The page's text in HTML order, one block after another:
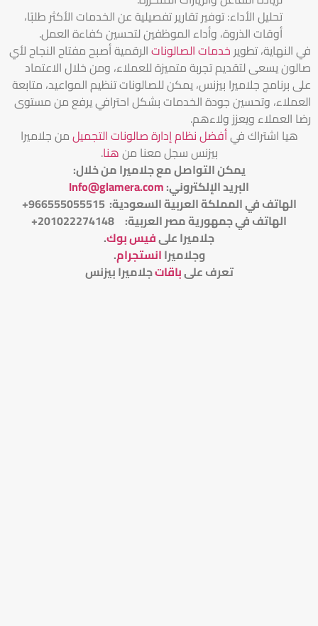
تحليل الأداء: توفير تقارير تفصيلية عن الخدمات الأكثر طلبًا،
أوقات الذروة، وأداء الموظفين لتحسين كفاءة العمل.
في النهاية، تطوير خدمات الصالوناتالرقمية أصبح مفتاح النجاح لأي
صالون يسعى لتقديم تجربة متميزة للعملاء، ومن خلال الاعتماد
على برنامج جلاميرا بيزنس، يمكن للصالونات تنظيم المواعيد، متابعة
العملاء، وتحسين جودة الخدمات بشكل احترافي يرفع من مستوى
رضا العملاء ويعزز ولاءهم.
هيا اشتراك فيأفضل نظام إدارة صالونات التجميلمن جلاميرا
بيزنس سجل معنا منهنا.
يمكن التواصل مع جلاميرا من خلال:
البريد الإلكتروني:
Info@glamera.com
الهاتف في المملكة العربية السعودية: 966555055515+
الهاتف في جمهورية مصر العربية: 201022274148+
جلاميرا علىفيس بوك.
وجلاميراانستجرام.
تعرف علىباقاتجلاميرا بيزنس